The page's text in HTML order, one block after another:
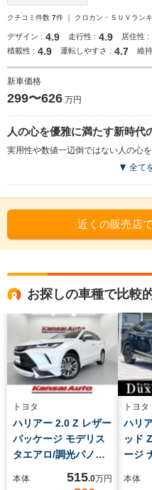
クチコミ件数 7件 ｜ クロカン・ＳＵＶラン
デザイン : 4.9 走行性 : 4.9 居住性 :
積載性 : 4.9 運転しやすさ : 4.7 維
新車価格
299〜626 万円
人の心を優雅に満たす新時代
全て
近くの販売店
お探しの車種で比較
トヨタ
ハリアー 2.0 Z レザー
パッケージ モデリス
タエアロ/調光パノラ
仕様/デジタルミラ
本体 515.0万円
トヨタ
ハリ
ッド
ージ
(F/S/
本体